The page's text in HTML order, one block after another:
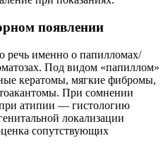
появлении
речь именно о папилломах/
Под видом «папиллом»
кератомы, мягкие фибромы,
При сомнении
атипии — гистологию
локализации
сопутствующих